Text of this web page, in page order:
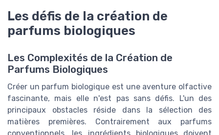
Les défis de la création de
parfums biologiques
Les Complexités de la Création de
Parfums Biologiques
Créer un parfum biologique est une aventure olfactive
fascinante, mais elle n'est pas sans défis. L'un des
principaux obstacles réside dans la sélection des
matières premières. Contrairement aux parfums
conventionnels, les ingrédients biologiques doivent